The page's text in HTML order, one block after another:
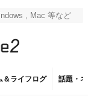
＆ライフログ 話題・